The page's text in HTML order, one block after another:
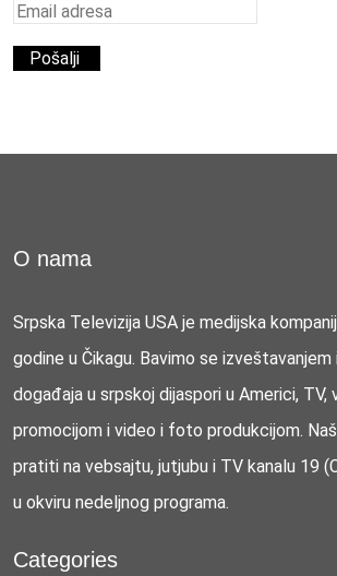
O nama
Srpska Televizija USA je medijska
godine u Čikagu. Bavimo se izveštavanjem
događaja u srpskoj dijaspori u Americi, TV,
promocijom i video i foto produkcijom.
pratiti na vebsajtu, jutjubu i TV kanalu 19
u okviru nedeljnog programa.
Categories